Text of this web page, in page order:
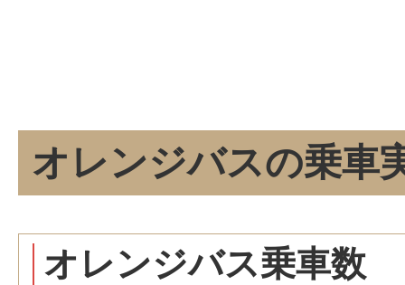
オレンジバスの乗車
オレンジバス乗車数